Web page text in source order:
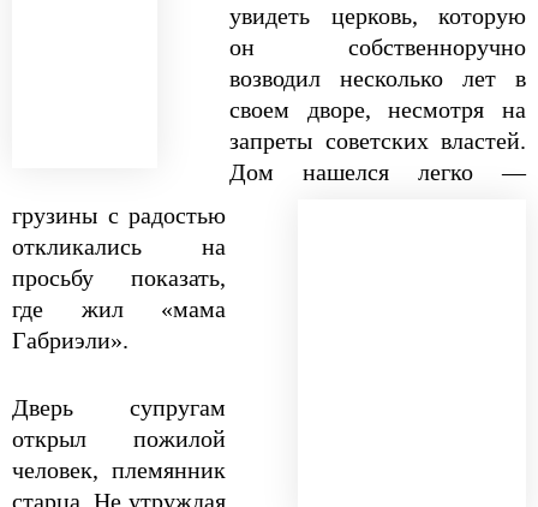
увидеть церковь, которую
он собственноручно
возводил несколько лет в
своем дворе, несмотря на
запреты советских властей.
Дом нашелся легко —
грузины с радостью
откликались на
просьбу показать,
где жил «мама
Габриэли».
Дверь супругам
открыл пожилой
человек, племянник
старца. Не утруждая